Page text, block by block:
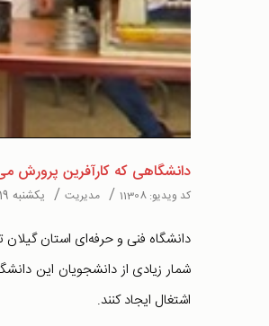
دانشگاهی که کارآفرین پرورش
کد ویدیو: 11308
/ مدیریت / یکشنبه 19 خرداد 1398
دانشگاه فنی و حرفه‌ای استان
شمار زیادی از دانشجویان این
اشتغال ایجاد کنند.